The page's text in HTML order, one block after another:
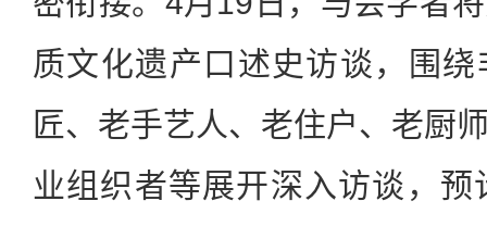
质文化遗产口述史访谈，围
匠、老手艺人、老住户、老厨
业组织者等展开深入访谈，